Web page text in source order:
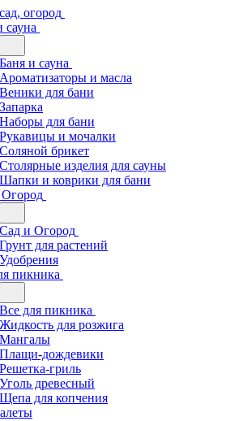
огород
сауна
Баня и сауна
Ароматизаторы и масла
Веники для бани
Запарка
Наборы для бани
Рукавицы и мочалки
Соляной брикет
Столярные изделия для сауны
Шапки и коврики для бани
Сад и Огород
Грунт для растений
Удобрения
пикника
Все для пикника
Жидкость для розжига
Мангалы
Плащи-дождевики
Решетка-гриль
Уголь древесный
Щепа для копчения